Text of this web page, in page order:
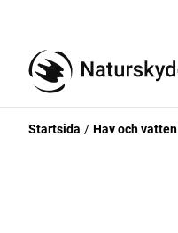
Startsida Hav och vatten